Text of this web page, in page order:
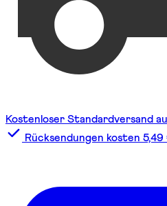
Kostenloser Standardversand
Rücksendungen kosten